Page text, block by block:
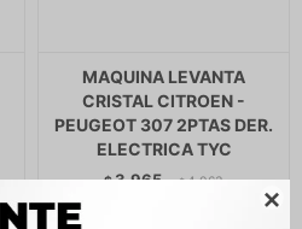

MAQUINA LEVANTA
CRISTAL CITROEN -
PEUGEOT 307 2PTAS DER.
ELECTRICA TYC
$3.965 $ 4.063